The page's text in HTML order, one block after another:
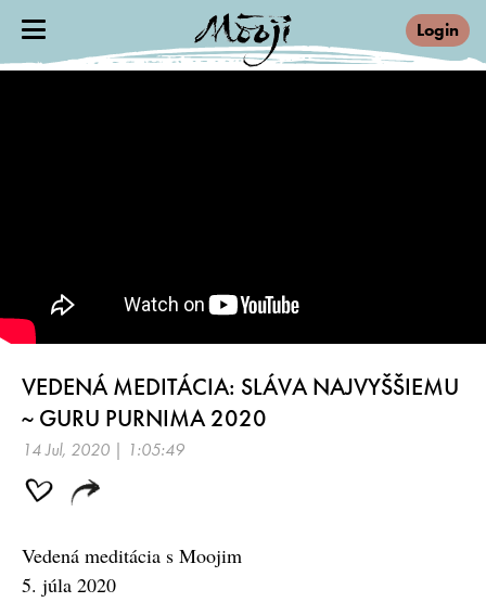
Login
VEDENÁ MEDITÁCIA: SLÁVA NAJVYŠŠIEMU
~ GURU PURNIMA 2020
14 Jul, 2020 | 1:05:49
Vedená meditácia s Moojim
5. júla 2020